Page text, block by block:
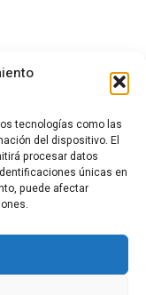
tecnologías como las
del dispositivo. El
procesar datos
únicas en
puede afectar